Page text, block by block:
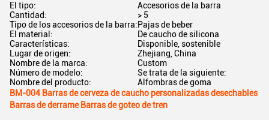
El tipo:
Accesorios de la barra
Cantidad:
> 5
Tipo de los accesorios de la barra:Pajas de beber
El material:
De caucho de silicona
Características:
Disponible, sostenible
Lugar de origen:
Zhejiang, China
Nombre de la marca:
Custom
Número de modelo:
Se trata de la siguiente:
Nombre del producto:
Alfombras de goma
BM-004 Barras de cerveza de caucho personalizadas desechables
Barras de derrame Barras de goteo de tren